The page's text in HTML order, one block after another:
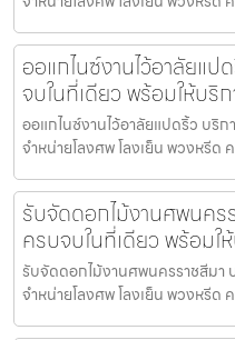
ออแกไนซ์งานไว้อาลัยแ
จบในที่เดียว พร้อมให้บริ
ออแกไนซ์งานไว้อาลัยแปดริ้ว บริ
จำหน่ายโลงศพ โลงเย็น พวงหรีด
รับจัดดอกไม้งานศพนค
ครบจบในที่เดียว พร้อมใ
รับจัดดอกไม้งานศพนครราชสีม
จำหน่ายโลงศพ โลงเย็น พวงหรีด